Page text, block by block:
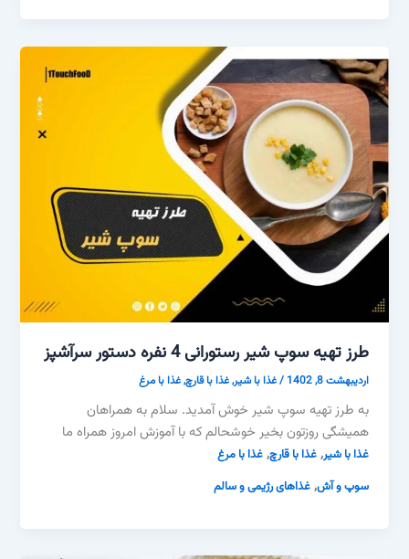
طرز تهیه سوپ شیر رستورانی 4 نفره دستور سرآشپز
اردیبهشت 8, 1402 /غذا با شیر,غذا با قارچ,غذا با مرغ
به طرز تهیه سوپ شیر خوش آمدید. سلام به همراهان
همیشگی روزتون بخیر خوشحالم که با آموزش امروز همراه ما
غذا با شیر,غذا با قارچ,غذا با مرغ
سوپ و آش,غذاهای رژیمی و سالم